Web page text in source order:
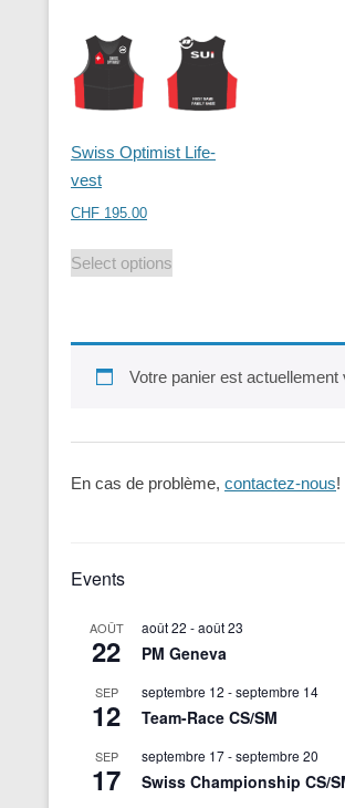
Swiss Optimist Life-
vest
CHF 195.00
Select options
Votre panier est actuellement
En cas de problème, contactez-nous!
Events
AOÛT
22
août 22 -août 23
PM Geneva
SEP
12
septembre 12 -septembre 14
Team-Race CS/SM
SEP
17
septembre 17-septembre 20
Swiss Championship CS/